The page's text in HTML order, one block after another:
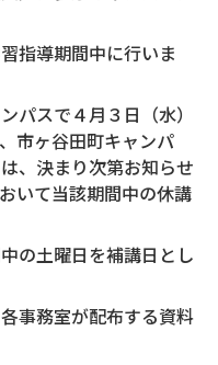
指導期間中に行いま
パスで４月３日（水）
市ヶ谷田町キャンパ
、決まり次第お知らせ
いて当該期間中の休講
の土曜日を補講日とし
事務室が配布する資料